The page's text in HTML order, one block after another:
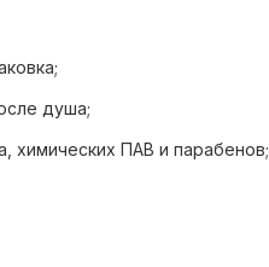
душа;
химических ПАВ и парабенов;